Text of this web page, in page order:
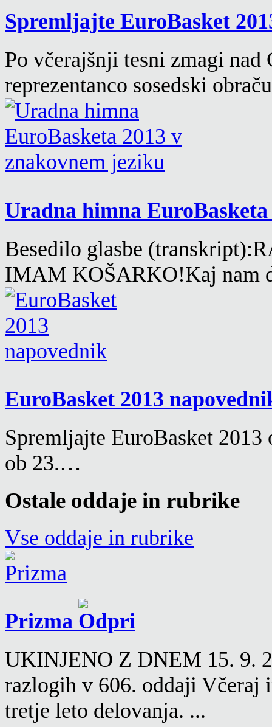
Spremljajte EuroBasket
Po včerajšnji tesni zmagi nad
reprezentanco sosedski
Uradna himna
Besedilo glasbe
IMAM KOŠARKO!Kaj nam
EuroBasket 2013
Spremljajte EuroBasket 2013
ob 23.…
Ostale oddaje in rubrike
Vse oddaje in rubrike
Prizma
UKINJENO Z DNEM 15. 9.
razlogih v 606. oddaji Včeraj
tretje leto delovanja. ...